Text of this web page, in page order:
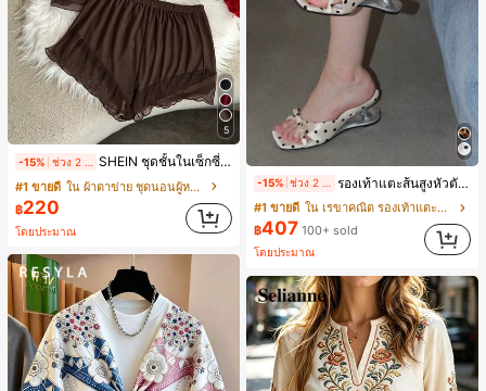
5
-15% SHEIN ชุดชั้นในเซ็กซี่ผู้หญิงผ้าตาข่ายมีโครงคัพบาง
#1 ขายดี
ใน ผ้าตาข่าย ชุดนอนผู้หญิง
฿220
โดยประมาณ
-15% รองเท้าแตะส้นสูงหัวตัดผูกโบว์ลายจุดสายเดี่ยวส้นไม่สมมาตรสำหรับผู้หญิง, รองเท้าแตะส้นสูงหนังเทียมสีขาวหรูหราสำหรับฤดูร้อน
#1 ขายดี
ใน เรขาคณิต รองเท้าแตะส้นสูงผู้หญิง
฿407 100+ sold
โดยประมาณ